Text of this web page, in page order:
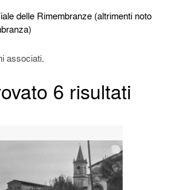
delle Rimembranze (altrimenti noto
associati.
6 risultati